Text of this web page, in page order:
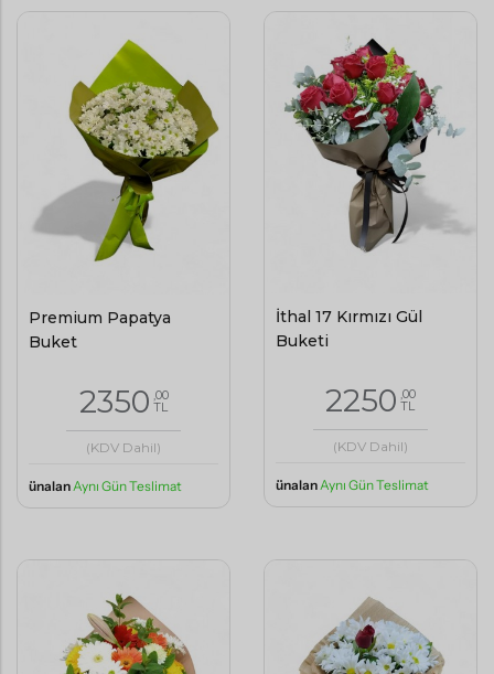
Premium Papatya
Buket
2350 ,00
TL
(KDV Dahil)
ünalanAynı Gün Teslimat
İthal 17 Kırmızı Gül
Buketi
2250 ,00
TL
(KDV Dahil)
ünalan Aynı Gün Teslimat